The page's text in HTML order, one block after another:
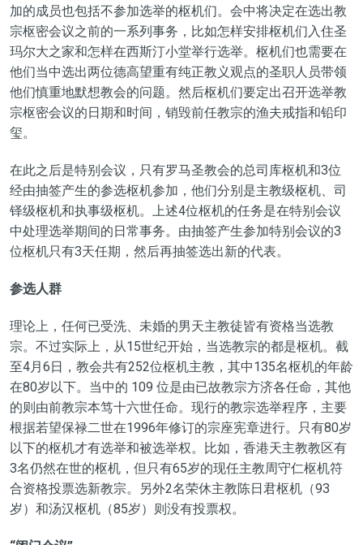
加的成员也包括不参加选举的枢机们。会中将决定在选出教
宗枢密会议之前的一系列事务，比如怎样安排枢机们入住圣
玛尔大之家和怎样在西斯汀小堂举行选举。枢机们也需要在
他们当中选出两位德高望重有纯正教义观点的圣职人员带领
他们慎重地默想教会的问题。然后枢机们要定出召开选举教
宗枢密会议的日期和时间，销毁前任教宗的渔夫戒指和铅印
玺。
在此之后是特别会议，只有罗马圣教会的总司库枢机和3位
经由抽签产生的参选枢机参加，他们分别是主教级枢机、司
铎级枢机和执事级枢机。上述4位枢机的任务是在特别会议
中处理选举期间的日常事务。由抽签产生参加特别会议的3
位枢机只有3天任期，然后再抽签选出新的代表。
参选人群
理论上，任何已受洗、未婚的男天主教徒皆有资格当选教
宗。不过实际上，从15世纪开始，当选教宗的都是枢机。 截
至4月6日，教会共有252位枢机主教，其中135名枢机的年龄
在80岁以下。当中的 109 位是由已故教宗方济各任命，其他
的则由前教宗本笃十六世任命。 现行的教宗选举程序，主要
根据若望保禄二世在1996年修订的宗座宪章进行。只有80岁
以下的枢机才有选举和被选举权。比如， 香港天主教教区有
3名仍然在世的枢机，但只有65岁的现任主教周守仁枢机符
合资格投票选新教宗。另外2名荣休主教陈日君枢机（93
岁）和汤汉枢机（85岁）则没有投票权。